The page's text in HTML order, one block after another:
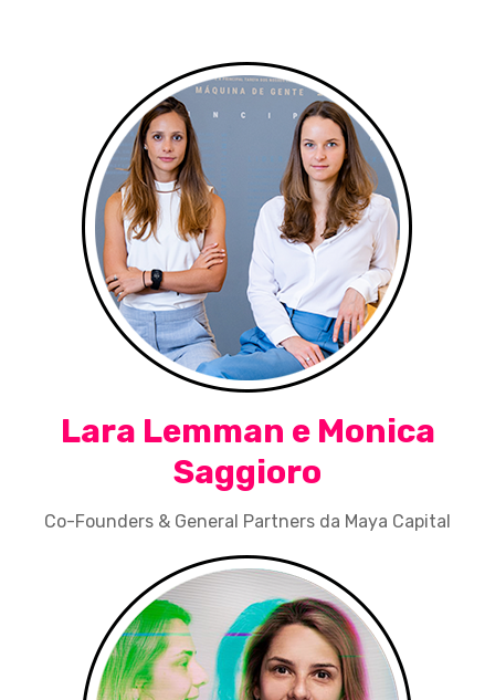
Lara Lemman e Monica
Saggioro
Co-Founders & General Partners da Maya Capital